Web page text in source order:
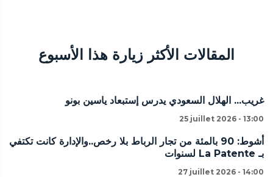
المقالات الأكثر زيارة هذا الأسبوع
غريب... الهلال السعودي يدرس إستبعاد ياسين بونو
25 juillet 2026 - 13:00
أشوط: 90 بالمئة من تجار الرباط بلا رخص..والإدارة كانت تكتفي
بـ La Patente لسنوات
27 juillet 2026 - 14:00